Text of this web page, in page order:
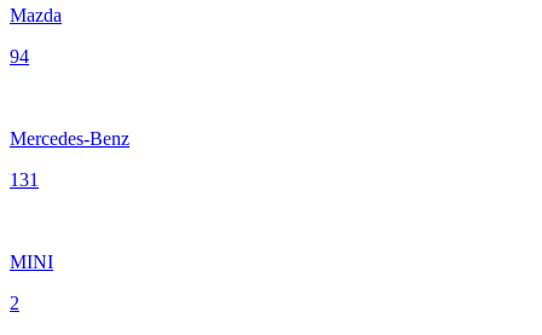
Mazda
94
Mercedes-Benz
131
MINI
2